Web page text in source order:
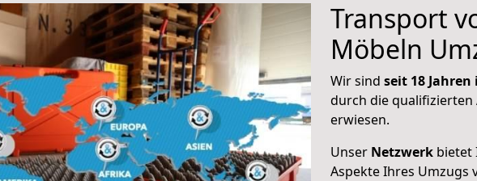
Transport
Möbeln
Wir sind seit 18
durch die qualifizierten
erwiesen.
Unser Netzwerk bietet
Aspekte Ihres Umzugs